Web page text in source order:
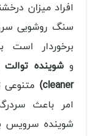
افراد میزان
سنگ روشویی
برخوردار
و
cleaner)
متنوعی
امر باعث
شوینده سرویس